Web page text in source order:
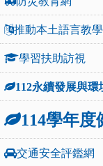
推動本土語言教
學習扶助訪視
112永續發展與
114學年
交通安全評鑑網